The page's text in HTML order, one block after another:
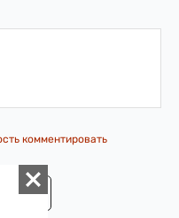
комментировать